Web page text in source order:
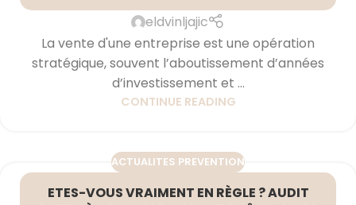
eldvinljajic
La vente d'une entreprise est une opération
stratégique, souvent l’aboutissement d’années
d’investissement et ...
CONTINUE READING
ACTUALITES PREVENTION
ETES-VOUS VRAIMENT EN RÈGLE ? AUDIT